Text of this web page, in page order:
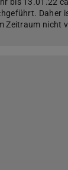
Daher
Zeitraum nicht